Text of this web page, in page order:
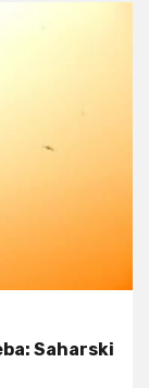
Saharski